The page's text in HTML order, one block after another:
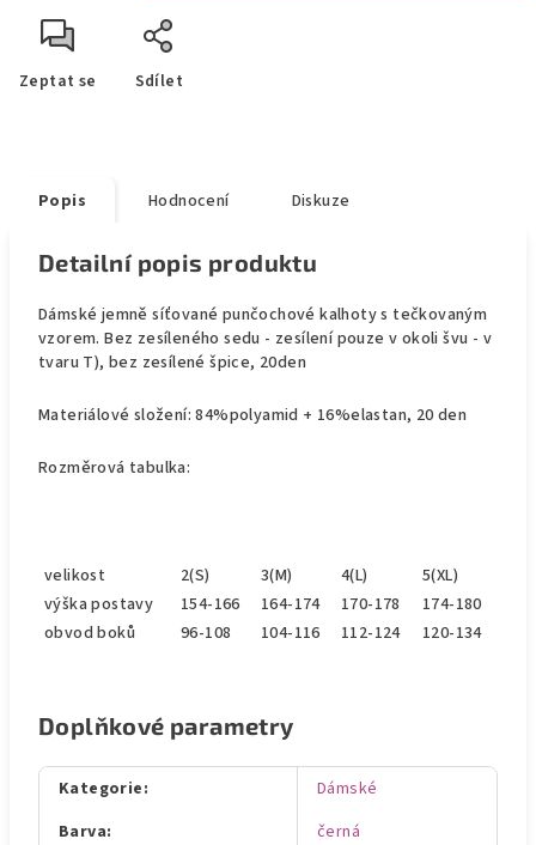
Zeptat se Sdílet
Popis Hodnocení Diskuze
Detailní popis produktu
Dámské jemně síťované punčochové kalhoty s tečkovaným
vzorem. Bez zesíleného sedu - zesílení pouze v okoli švu - v
tvaru T), bez zesílené špice, 20den
Materiálové složení: 84%polyamid + 16%elastan, 20 den
Rozměrová tabulka:
velikost 2(S) 3(M) 4(L)
5(XL)
výška postavy
154-166 164-174 170-178
174-180
obvod boků
96-108 104-116 112-124 120-134
Doplňkové parametry
Kategorie:
Dámské
Barva:
černá